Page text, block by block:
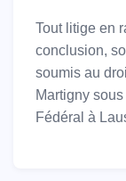
Tout litige en
conclusion,
soumis au
Martigny
Fédéral à